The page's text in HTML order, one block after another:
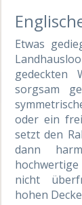
Etwas
gedeckten
sorgsam
oder ein
setzt den
dann
nicht
hohen